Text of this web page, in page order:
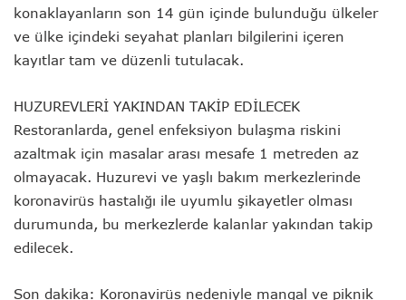
konaklayanların son 14 gün içinde bulunduğu ülkeler
ve ülke içindeki seyahat planları bilgilerini içeren
kayıtlar tam ve düzenli tutulacak.
HUZUREVLERİ YAKINDAN TAKİP EDİLECEK
Restoranlarda, genel enfeksiyon bulaşma riskini
azaltmak için masalar arası mesafe 1 metreden az
olmayacak. Huzurevi ve yaşlı bakım merkezlerinde
koronavirüs hastalığı ile uyumlu şikayetler olması
durumunda, bu merkezlerde kalanlar yakından takip
edilecek.
Son dakika: Koronavirüs nedeniyle mangal ve piknik